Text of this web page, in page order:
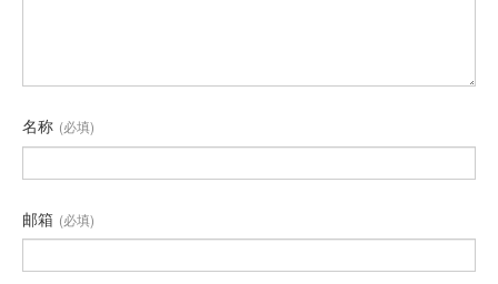
名称 (必填)
邮箱 (必填)